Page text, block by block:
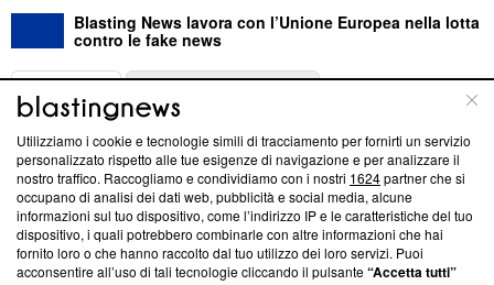
Blasting News lavora con l’Unione Europea nella lotta
contro le fake news
ABOUT
Questa sezione offre informazioni trasparenti su Blasting
News, sui nostri processi editoriali e su come ci impegniamo a
creare news di qualità. Inoltre, afferma la nostra aderenza a
‘Trust Project - News with Integrity’Blasting News non è
ancora membro del programma, ma ha richiesto di farne
parte; Trust Project non ha ancora effettuato una verifica di
Utilizziamo i cookie e tecnologie simili di tracciamento per fornirti un servizio
personalizzato rispetto alle tue esigenze di navigazione e per analizzare il
nostro traffico. Raccogliamo e condividiamo con i nostri 1624partner che si
occupano di analisi dei dati web, pubblicità e social media, alcune
informazioni sul tuo dispositivo, come l’indirizzo IP e le caratteristiche del tuo
dispositivo, i quali potrebbero combinarle con altre informazioni che hai
fornito loro o che hanno raccolto dal tuo utilizzo dei loro servizi. Puoi
acconsentire all’uso di tali tecnologie cliccando il pulsante“Accetta tutti”